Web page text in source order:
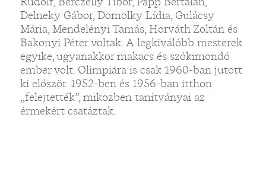
Delneky Gábor, Dömölky Lídia, Gulácsy
Mária, Mendelényi Tamás, Horváth Zoltán és
Bakonyi Péter voltak. A legkiválóbb mesterek
egyike, ugyanakkor makacs és szókimondó
ember volt. Olimpiára is csak 1960-ban jutott
ki először. 1952-ben és 1956-ban itthon
„felejtették”, miközben tanítványai az
érmekért csatáztak.